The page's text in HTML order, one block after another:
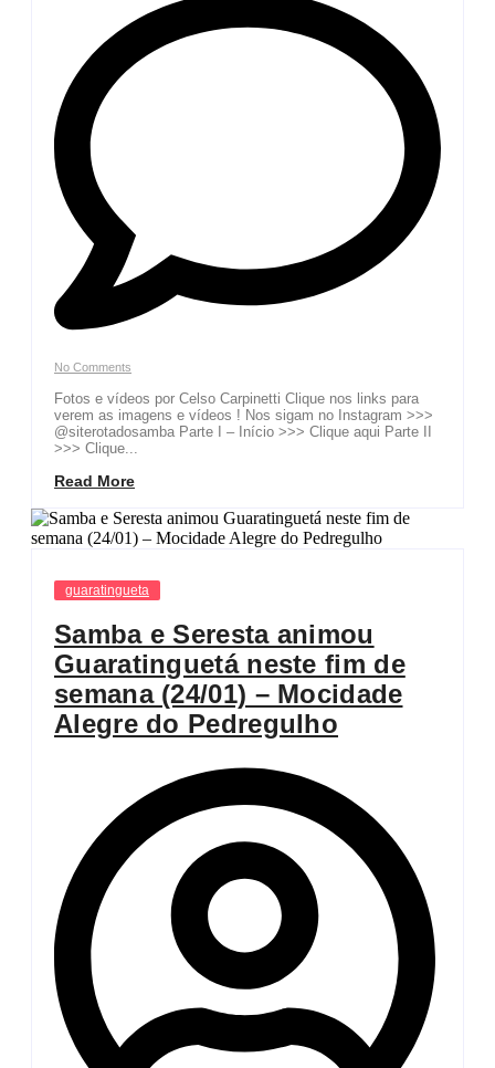
No Comments
Fotos e vídeos por Celso Carpinetti Clique nos links para
verem as imagens e vídeos ! Nos sigam no Instagram >>>
@siterotadosamba Parte I – Início >>> Clique aqui Parte II
>>> Clique...
Read More
guaratingueta
Samba e Seresta animou
Guaratinguetá neste fim de
semana (24/01) – Mocidade
Alegre do Pedregulho